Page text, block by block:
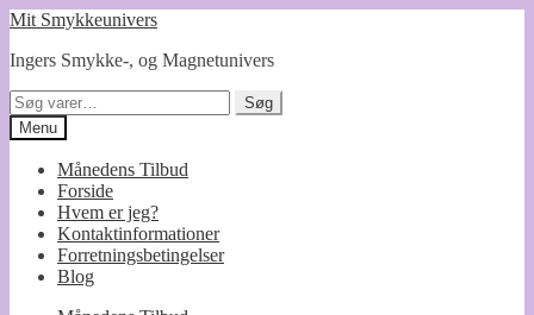
Spring
navigation
Spring
indhold
Mit Smykkeunivers
Ingers Smykke-, og Magnetunivers
Søg
efter:
Søg
Menu
Månedens Tilbud
Forside
Hvem er jeg?
Kontaktinformationer
Forretningsbetingelser
Blog